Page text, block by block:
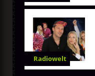
Radiowelt